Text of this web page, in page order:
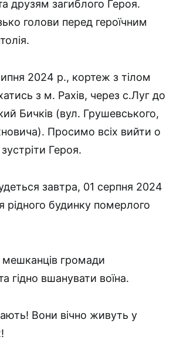
друзям загиблого Героя.
голови перед героїчним
2024 р., кортеж з тілом
з м. Рахів, через с.Луг до
Бичків (вул. Грушевського,
Просимо всіх вийти о
Героя.
завтра, 01 серпня 2024
рідного будинку померлого
громади
гідно вшанувати воїна.
Вони вічно живуть у